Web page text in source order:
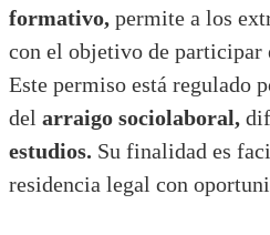
formativo, permite a los
con el objetivo de participar
Este permiso está regulado
del arraigo sociolaboral,
estudios. Su finalidad es
residencia legal con